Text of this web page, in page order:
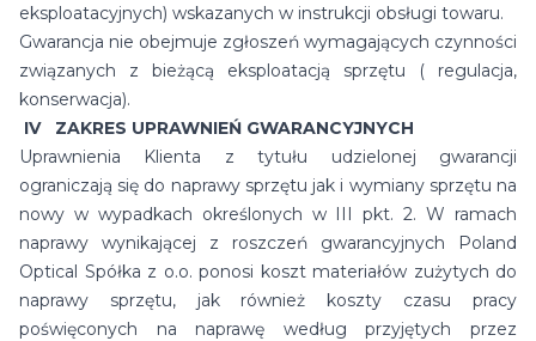
eksploatacyjnych) wskazanych w instrukcji obsługi towaru.
Gwarancja nie obejmuje zgłoszeń wymagających czynności
związanych z bieżącą eksploatacją sprzętu ( regulacja,
konserwacja).
IV ZAKRES UPRAWNIEŃ GWARANCYJNYCH
Uprawnienia Klienta z tytułu udzielonej gwarancji
ograniczają się do naprawy sprzętu jak i wymiany sprzętu na
nowy w wypadkach określonych w III pkt. 2. W ramach
naprawy wynikającej z roszczeń gwarancyjnych Poland
Optical Spółka z o.o. ponosi koszt materiałów zużytych do
naprawy sprzętu, jak również koszty czasu pracy
poświęconych na naprawę według przyjętych przez